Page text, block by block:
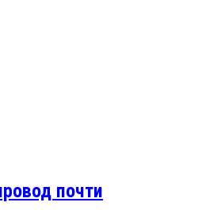
почти